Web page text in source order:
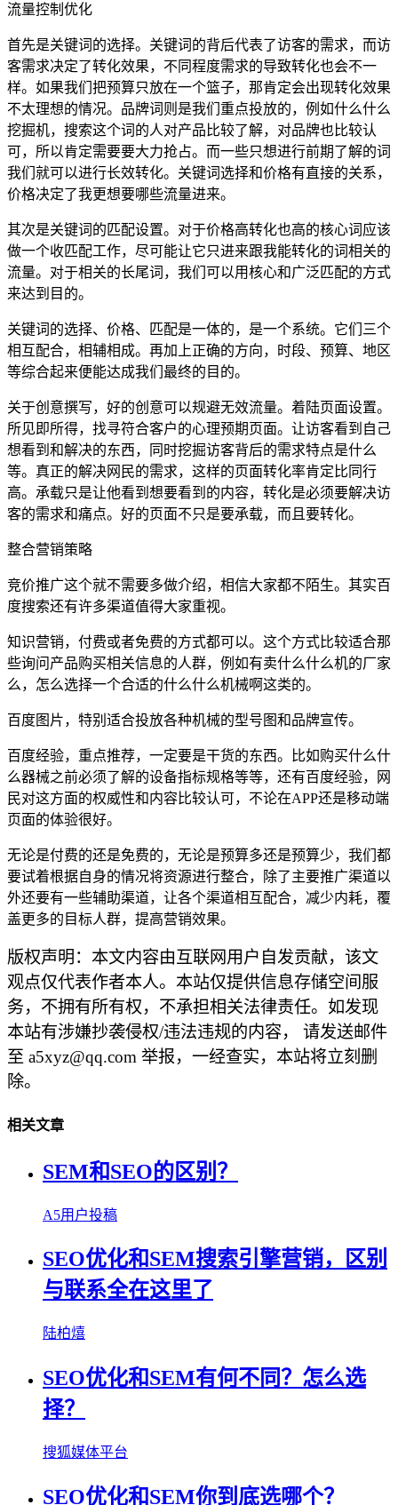
流量控制优化
首先是关键词的选择。关键词的背后代表了访客的需求，而访
客需求决定了转化效果，不同程度需求的导致转化也会不一
样。如果我们把预算只放在一个篮子，那肯定会出现转化效果
不太理想的情况。品牌词则是我们重点投放的，例如什么什么
挖掘机，搜索这个词的人对产品比较了解，对品牌也比较认
可，所以肯定需要要大力抢占。而一些只想进行前期了解的词
我们就可以进行长效转化。关键词选择和价格有直接的关系，
价格决定了我更想要哪些流量进来。
其次是关键词的匹配设置。对于价格高转化也高的核心词应该
做一个收匹配工作，尽可能让它只进来跟我能转化的词相关的
流量。对于相关的长尾词，我们可以用核心和广泛匹配的方式
来达到目的。
关键词的选择、价格、匹配是一体的，是一个系统。它们三个
相互配合，相辅相成。再加上正确的方向，时段、预算、地区
等综合起来便能达成我们最终的目的。
关于创意撰写，好的创意可以规避无效流量。着陆页面设置。
所见即所得，找寻符合客户的心理预期页面。让访客看到自己
想看到和解决的东西，同时挖掘访客背后的需求特点是什么
等。真正的解决网民的需求，这样的页面转化率肯定比同行
高。承载只是让他看到想要看到的内容，转化是必须要解决访
客的需求和痛点。好的页面不只是要承载，而且要转化。
整合营销策略
竞价推广这个就不需要多做介绍，相信大家都不陌生。其实百
度搜索还有许多渠道值得大家重视。
知识营销，付费或者免费的方式都可以。这个方式比较适合那
些询问产品购买相关信息的人群，例如有卖什么什么机的厂家
么，怎么选择一个合适的什么什么机械啊这类的。
百度图片，特别适合投放各种机械的型号图和品牌宣传。
百度经验，重点推荐，一定要是干货的东西。比如购买什么什
么器械之前必须了解的设备指标规格等等，还有百度经验，网
民对这方面的权威性和内容比较认可，不论在APP还是移动端
页面的体验很好。
无论是付费的还是免费的，无论是预算多还是预算少，我们都
要试着根据自身的情况将资源进行整合，除了主要推广渠道以
外还要有一些辅助渠道，让各个渠道相互配合，减少内耗，覆
盖更多的目标人群，提高营销效果。
版权声明：本文内容由互联网用户自发贡献，该文
观点仅代表作者本人。本站仅提供信息存储空间服
务，不拥有所有权，不承担相关法律责任。如发现
本站有涉嫌抄袭侵权/违法违规的内容， 请发送邮件
至 a5xyz@qq.com 举报，一经查实，本站将立刻删
除。
相关文章
SEM和SEO的区别？
A5用户投稿
SEO优化和SEM搜索引擎营销，区别
与联系全在这里了
陆柏熺
SEO优化和SEM有何不同？怎么选
择？
搜狐媒体平台
SEO优化和SEM你到底选哪个？